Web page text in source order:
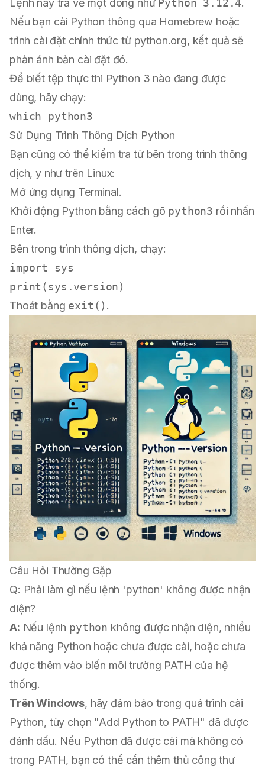
Lệnh này trả về một dòng như Python 3.12.4.
Nếu bạn cài Python thông qua Homebrew hoặc
trình cài đặt chính thức từ python.org, kết quả sẽ
phản ánh bản cài đặt đó.
Để biết tệp thực thi Python 3 nào đang được
dùng, hãy chạy:
which
Sử Dụng Trình Thông Dịch Python
Bạn cũng có thể kiểm tra từ bên trong trình thông
dịch, y như trên Linux:
Mở ứng dụng Terminal.
Khởi động Python bằng cách gõ python3 rồi nhấn
Enter.
Bên trong trình thông dịch, chạy:
import
print
Thoát bằng exit() .
Câu Hỏi Thường Gặp
Q: Phải làm gì nếu lệnh 'python' không được nhận
diện?
A: Nếu lệnh python không được nhận diện, nhiều
khả năng Python hoặc chưa được cài, hoặc chưa
được thêm vào biến môi trường PATH của hệ
thống.
Trên Windows, hãy đảm bảo trong quá trình cài
Python, tùy chọn "Add Python to PATH" đã được
đánh dấu. Nếu Python đã được cài mà không có
trong PATH, bạn có thể cần thêm thủ công thư